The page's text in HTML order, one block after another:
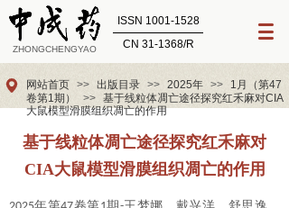
ISSN 1001-1528
ZHONGCHENGYAO CN 31-1368/R
网站首页 >> 出版目录 >> 2025年 >>
1月（第47
卷第1期）
>> 基于线粒体凋亡途径探究红禾麻对CIA
大鼠模型滑膜组织凋亡的作用
基于线粒体凋亡途径探究红禾麻对
CIA大鼠模型滑膜组织凋亡的作用